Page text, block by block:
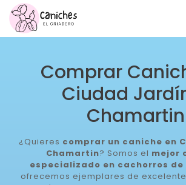
Comprar
Ciudad
Chamartin
¿Quieres comprar un caniche en
Chamartin? Somos el mejor
especializado en cachorros de
ofrecemos ejemplares de